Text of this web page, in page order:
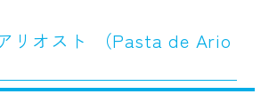
リオスト （Pasta de Ario